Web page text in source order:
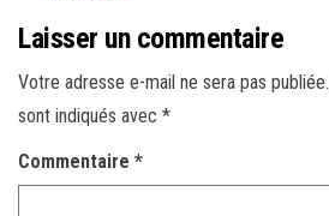
Laisser un commentaire
Votre adresse e-mail ne sera pas publiée.
sont indiqués avec *
Commentaire *